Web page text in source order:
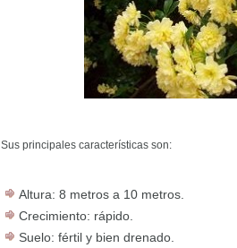
Sus principales características son:
Altura: 8 metros a 10 metros.
Crecimiento: rápido.
Suelo: fértil y bien drenado.